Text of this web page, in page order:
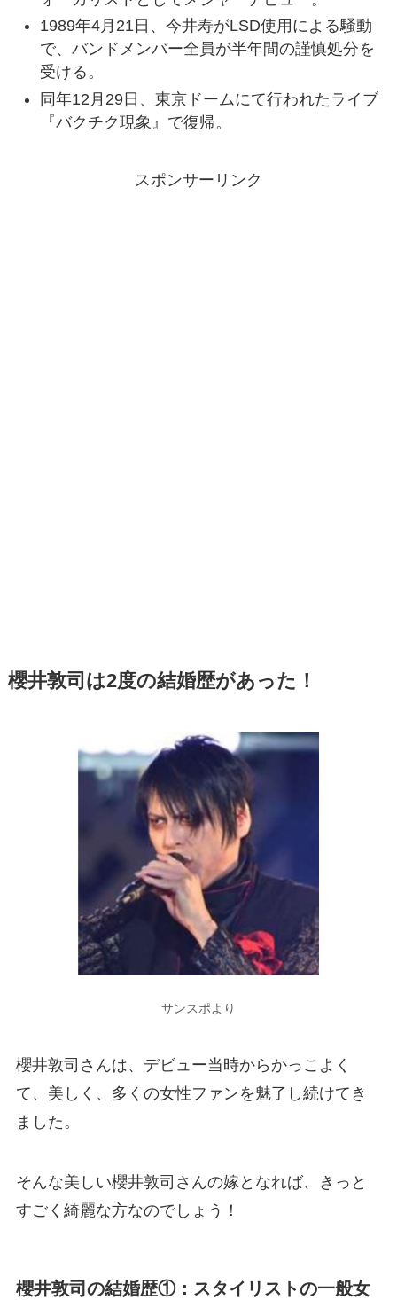
1989年4月21日、今井寿がLSD使用による騒動
で、バンドメンバー全員が半年間の謹慎処分を
受ける。
同年12月29日、東京ドームにて行われたライブ
『バクチク現象』で復帰。
スポンサーリンク
櫻井敦司は2度の結婚歴があった！
サンスポより
櫻井敦司さんは、デビュー当時からかっこよく
て、美しく、多くの女性ファンを魅了し続けてき
ました。
そんな美しい櫻井敦司さんの嫁となれば、きっと
すごく綺麗な方なのでしょう！
櫻井敦司の結婚歴①：スタイリストの一般女